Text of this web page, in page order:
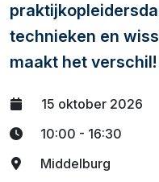
technieken en
maakt het verschil!
15 oktober 2026
10:00 - 16:30
Middelburg